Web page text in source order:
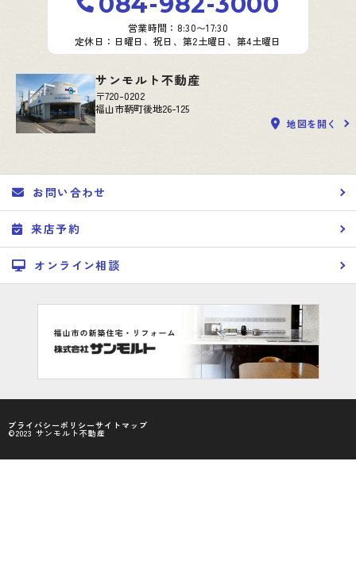
営業時間：8:30〜17:30
定休日：日曜日、祝日、第2土曜日、第4土曜日
サンモルト不動産
〒720-0202
福山市鞆町後地26-125
地図を開く
お問い合わせ
来店予約
オンライン相談
プライバシーポリシーサイトマップ
©2023 サンモルト不動産